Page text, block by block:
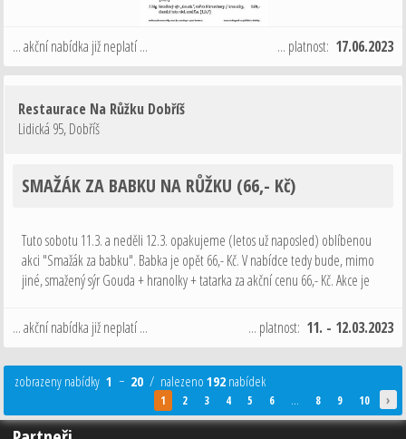
... akční nabídka již neplatí ... ... platnost: 17.06.2023
Restaurace Na Růžku Dobříš
Lidická 95,Dobříš
SMAŽÁK ZA BABKU NA RŮŽKU (66,- Kč)
Tuto sobotu 11.3. a neděli 12.3. opakujeme (letos už naposled) oblíbenou
akci "Smažák za babku". Babka je opět 66,- Kč. V nabídce tedy bude, mimo
jiné, smažený sýr Gouda + hranolky + tatarka za akční cenu 66,- Kč. Akce je
... akční nabídka již neplatí ...
... platnost: 11. - 12.03.2023
zobrazeny nabídky1 − 20 / nalezeno192 nabídek
1 2 3 4 5 6 ... 8 9 10 ›